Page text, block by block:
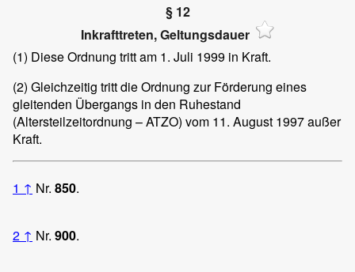
§ 12
Inkrafttreten, Geltungsdauer
(1) Diese Ordnung tritt am 1. Juli 1999 in Kraft.
(2) Gleichzeitig tritt die Ordnung zur Förderung eines
gleitenden Übergangs in den Ruhestand
(Altersteilzeitordnung – ATZO) vom 11. August 1997 außer
Kraft.
1 ↑ Nr. 850.
2 ↑ Nr. 900.